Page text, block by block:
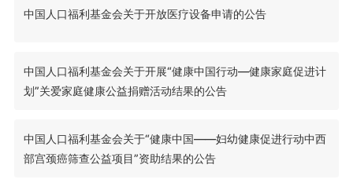
中国人口福利基金会关于开放医疗设备申请的公告
中国人口福利基金会关于开展“健康中国行动—健康家庭促进计
划”关爱家庭健康公益捐赠活动结果的公告
中国人口福利基金会关于“健康中国——妇幼健康促进行动中西
部宫颈癌筛查公益项目”资助结果的公告